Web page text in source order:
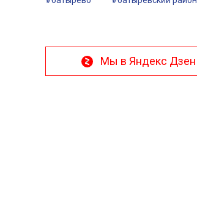
Мы в Яндекс Дзен